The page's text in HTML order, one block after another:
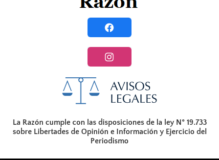
La Razón cumple con las disposiciones de la ley N° 19.733
sobre Libertades de Opinión e Información y Ejercicio del
Periodismo